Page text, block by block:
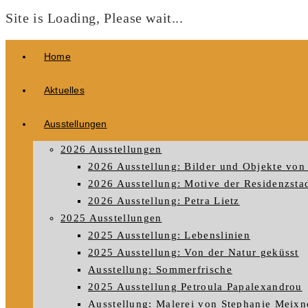
Site is Loading, Please wait...
Home
Aktuelles
Ausstellungen
2026 Ausstellungen
2026 Ausstellung: Bilder und Objekte
2026 Ausstellung: Motive der
2026 Ausstellung: Petra Lietz
2025 Ausstellungen
2025 Ausstellung: Lebenslinien
2025 Ausstellung: Von der Natur geküsst
Ausstellung: Sommerfrische
2025 Ausstellung Petroula Papalexandrou
Ausstellung: Malerei von Stephanie